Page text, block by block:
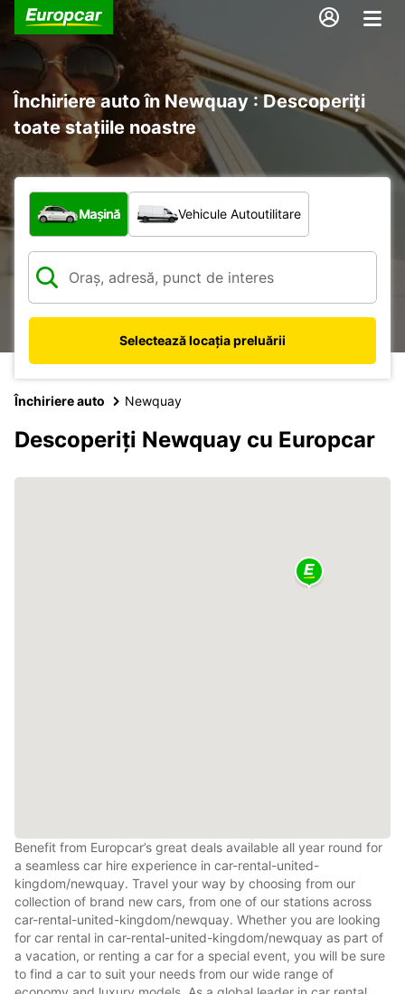
Închiriere auto în Newquay : Descoperiți
toate stațiile noastre
Ce tip de vehicul?
Mașină Vehicule Autoutilitare
Selectează locația preluării
Închiriere auto Newquay
Descoperiți Newquay cu Europcar
Benefit from Europcar’s great deals available all year round for
a seamless car hire experience in car-rental-united-
kingdom/newquay. Travel your way by choosing from our
collection of brand new cars, from one of our stations across
car-rental-united-kingdom/newquay. Whether you are looking
for car rental in car-rental-united-kingdom/newquay as part of
a vacation, or renting a car for a special event, you will be sure
to find a car to suit your needs from our wide range of